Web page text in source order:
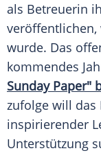
als Betreuerin
veröffentlichen,
wurde. Das
kommendes
Sunday Paper"
zufolge will das
inspirierender
Unterstützung